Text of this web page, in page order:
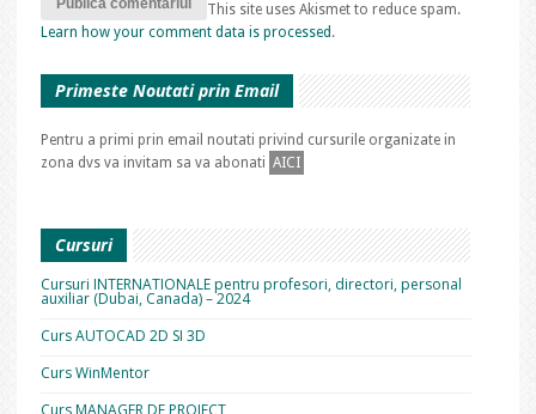
This site uses Akismet to reduce spam.
Learn how your comment data is processed .
Primeste Noutati prin Email
Pentru a primi prin email noutati privind cursurile organizate in
zona dvs va invitam sa va abonati AICI
Cursuri
Cursuri INTERNATIONALE pentru profesori, directori, personal
auxiliar (Dubai, Canada) – 2024
Curs AUTOCAD 2D SI 3D
Curs WinMentor
Curs MANAGER DE PROIECT